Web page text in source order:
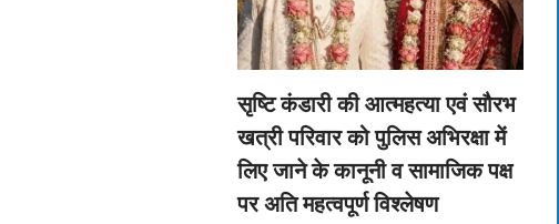
सृष्टि कंडारी की आत्महत्या एवं सौरभ
खत्री परिवार को पुलिस अभिरक्षा में
लिए जाने के कानूनी व सामाजिक पक्ष
पर अति महत्वपूर्ण विश्लेषण